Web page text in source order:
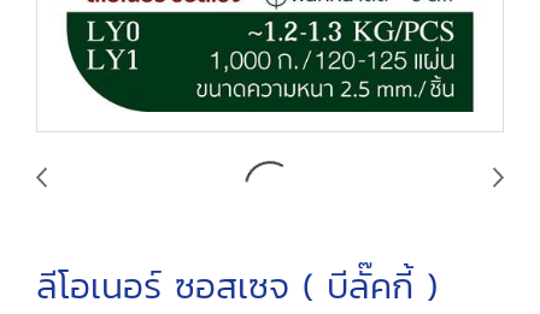
ลีโอเนอร์ ซอสเซจ ( บีลั๊คกี้ )